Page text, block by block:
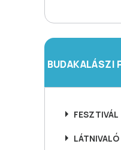
BUDAKALÁSZI
FESZTIVÁL
LÁTNIVALÓ